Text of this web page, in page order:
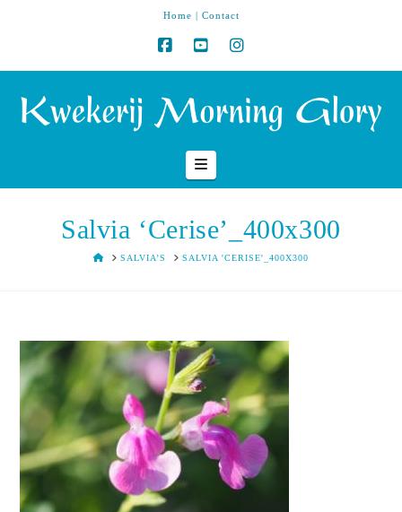
Home | Contact
Navigation
Salvia ‘Cerise’_400x300
HOMESALVIA’S SALVIA 'CERISE'_400X300